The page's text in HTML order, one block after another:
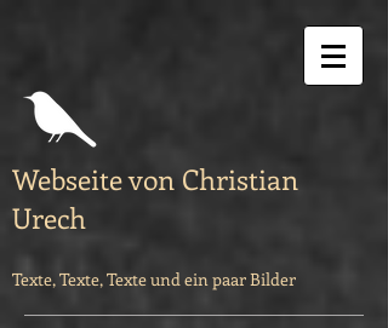
Webseite von Christian
Urech
Texte, Texte, Texte und ein paar Bilder